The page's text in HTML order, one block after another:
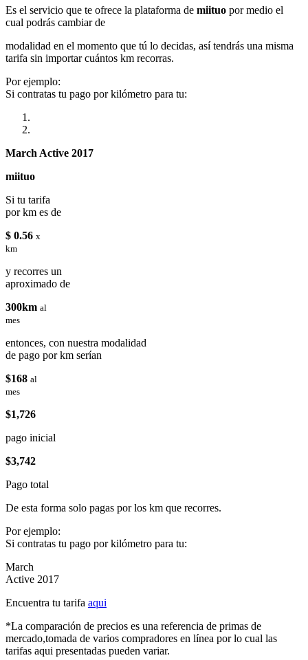
Es el servicio que te ofrece la plataforma de miituo por medio el
cual podrás cambiar de
modalidad en el momento que tú lo decidas, así tendrás una misma
tarifa sin importar cuántos km recorras.
Por ejemplo:
Si contratas tu pago por kilómetro para tu:
March Active 2017
miituo
Si tu tarifa
por km es de
$ 0.56 x
km
y recorres un
aproximado de
300km al
mes
entonces, con nuestra modalidad
de pago por km serían
$168 al
mes
$1,726
pago inicial
$3,742
Pago total
De esta forma solo pagas por los km que recorres.
Por ejemplo:
Si contratas tu pago por kilómetro para tu:
March
Active 2017
Encuentra tu tarifa aqui
*La comparación de precios es una referencia de primas de
mercado,tomada de varios compradores en línea por lo cual las
tarifas aqui presentadas pueden variar.